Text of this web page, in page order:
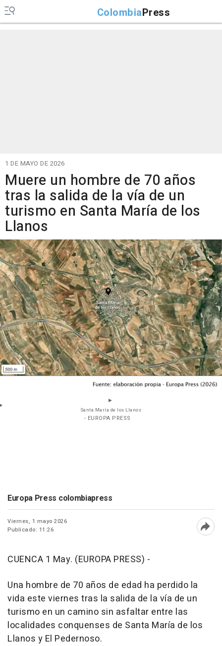
ColombiaPress
1 DE MAYO DE 2026
Muere un hombre de 70 años
tras la salida de la vía de un
turismo en Santa María de los
Llanos
Santa María de los Llanos
- EUROPA PRESS
Europa Press colombiapress
Viernes, 1 mayo 2026
Publicado: 11:26
CUENCA 1 May. (EUROPA PRESS) -
Una hombre de 70 años de edad ha perdido la
vida este viernes tras la salida de la vía de un
turismo en un camino sin asfaltar entre las
localidades conquenses de Santa María de los
Llanos y El Pedernoso.